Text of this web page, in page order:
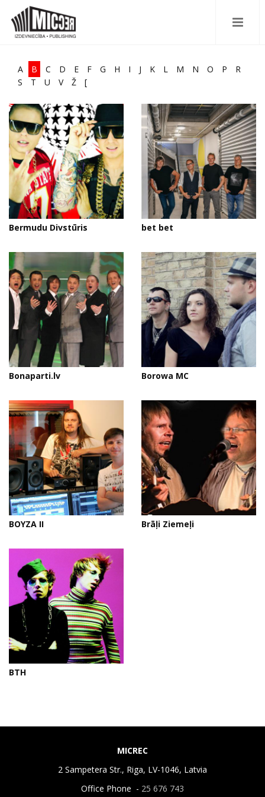
A B C D E F G H I J K L M N O P
R
S
T U V Ž [
Bermudu Divstūris bet bet
Bonaparti.lv Borowa MC
BOYZA II Brāļi Ziemeļi
BTH
MICREC
2 Sampetera Str., Riga, LV-1046, Latvia
Office Phone - 25 676 743